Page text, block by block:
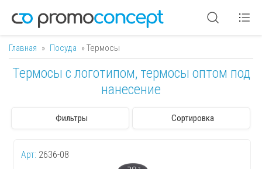
Вы здесь
Главная » Посуда » Термосы
Термосы с логотипом, термосы оптом под
нанесение
Фильтры Сортировка
Арт: 2636-08